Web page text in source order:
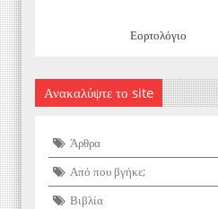
Εορτολόγιο
Ανακαλύψτε το site
Άρθρα
Από που βγήκε;
Βιβλία